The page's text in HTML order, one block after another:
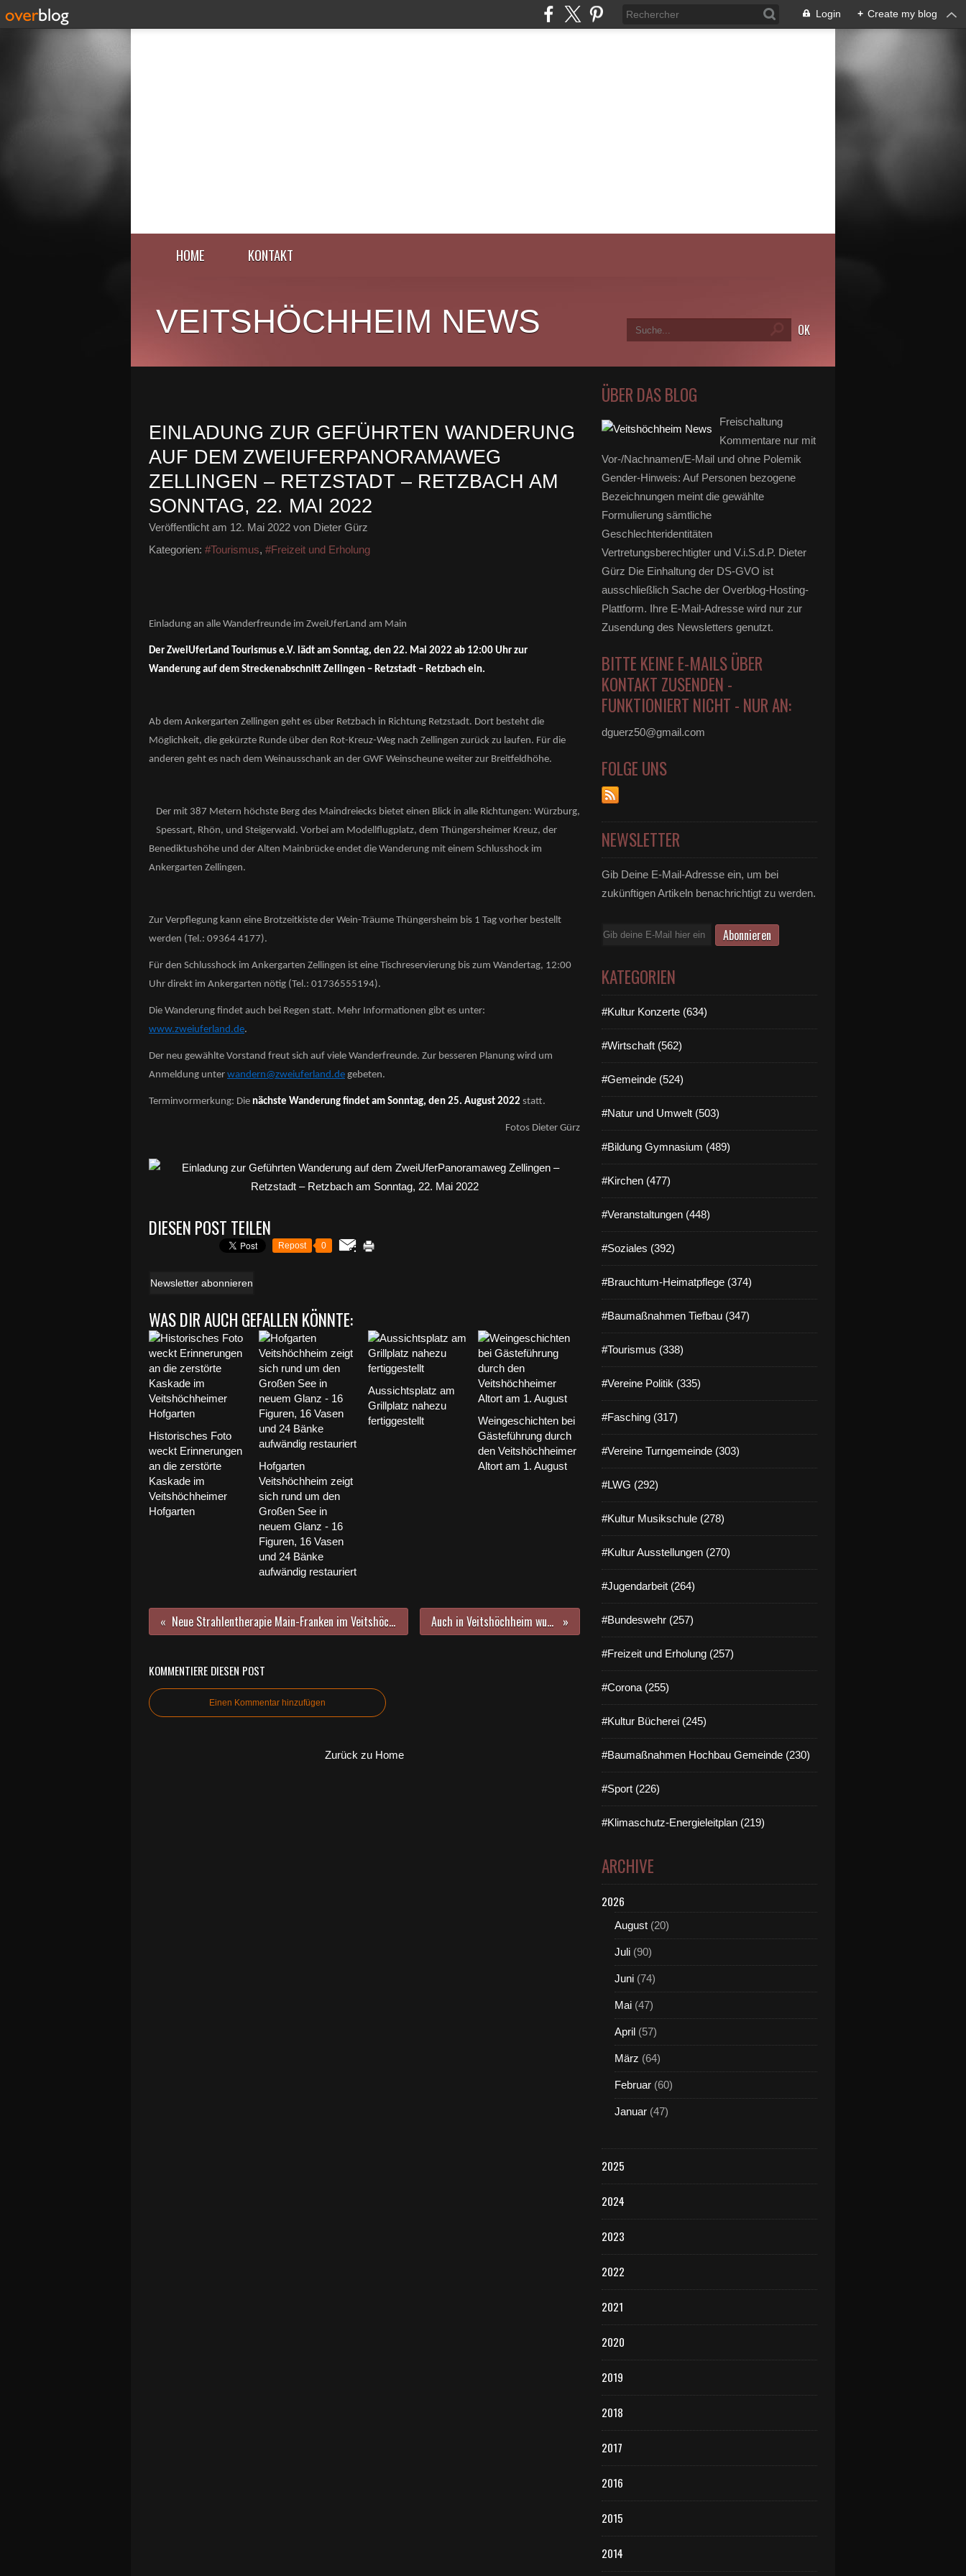
Login + Create my blog
HOME KONTAKT
VEITSHÖCHHEIM NEWS
EINLADUNG ZUR GEFÜHRTEN WANDERUNG
AUF DEM ZWEIUFERPANORAMAWEG
ZELLINGEN – RETZSTADT – RETZBACH AM
SONNTAG, 22. MAI 2022
Veröffentlicht am 12. Mai 2022 von Dieter Gürz
Kategorien: #Tourismus, #Freizeit und Erholung
Einladung an alle Wanderfreunde im ZweiUferLand am Main
Der ZweiUferLand Tourismus e.V. lädt am Sonntag, den 22. Mai 2022 ab 12:00 Uhr zur
Wanderung auf dem Streckenabschnitt Zellingen – Retzstadt – Retzbach ein.
Ab dem Ankergarten Zellingen geht es über Retzbach in Richtung Retzstadt. Dort besteht die
Möglichkeit, die gekürzte Runde über den Rot-Kreuz-Weg nach Zellingen zurück zu laufen. Für die
anderen geht es nach dem Weinausschank an der GWF Weinscheune weiter zur Breitfeldhöhe.
Der mit 387 Metern höchste Berg des Maindreiecks bietet einen Blick in alle Richtungen: Würzburg,
Spessart, Rhön, und Steigerwald. Vorbei am Modellflugplatz, dem Thüngersheimer Kreuz, der
Benediktushöhe und der Alten Mainbrücke endet die Wanderung mit einem Schlusshock im
Ankergarten Zellingen.
Zur Verpflegung kann eine Brotzeitkiste der Wein-Träume Thüngersheim bis 1 Tag vorher bestellt
werden (Tel.: 09364 4177).
Für den Schlusshock im Ankergarten Zellingen ist eine Tischreservierung bis zum Wandertag, 12:00
Uhr direkt im Ankergarten nötig (Tel.: 01736555194).
Die Wanderung findet auch bei Regen statt. Mehr Informationen gibt es unter:
www.zweiuferland.de.
Der neu gewählte Vorstand freut sich auf viele Wanderfreunde. Zur besseren Planung wird um
Anmeldung unter wandern@zweiuferland.de gebeten.
Terminvormerkung: Die nächste Wanderung findet am Sonntag, den 25. August 2022 statt.
Fotos Dieter Gürz
DIESEN POST TEILEN
Repost 0
Newsletter abonnieren
WAS DIR AUCH GEFALLEN KÖNNTE:
Historisches Foto
weckt Erinnerungen
an die zerstörte
Kaskade im
Veitshöchheimer
Hofgarten
Hofgarten
Veitshöchheim zeigt
sich rund um den
Großen See in
neuem Glanz - 16
Figuren, 16 Vasen
und 24 Bänke
aufwändig restauriert
Aussichtsplatz am
Grillplatz nahezu
fertiggestellt
Weingeschichten bei
Gästeführung durch
den Veitshöchheimer
Altort am 1. August
Neue Strahlentherapie Main-Franken im Veitshöchheimer Gewerbegebiet veranstaltet am Sonntag, 15.05.2022 einen Tag der offenen Tür. Auch in Veitshöchheim wurde am 12. Mai an den Tag der Pflege 2022 gedacht
KOMMENTIERE DIESEN POST
Einen Kommentar hinzufügen
Zurück zu Home
ÜBER DAS BLOG
Freischaltung
Kommentare nur mit
Vor-/Nachnamen/E-Mail und ohne Polemik
Gender-Hinweis: Auf Personen bezogene
Bezeichnungen meint die gewählte
Formulierung sämtliche
Geschlechteridentitäten
Vertretungsberechtigter und V.i.S.d.P. Dieter
Gürz Die Einhaltung der DS-GVO ist
ausschließlich Sache der Overblog-Hosting-
Plattform. Ihre E-Mail-Adresse wird nur zur
Zusendung des Newsletters genutzt.
BITTE KEINE E-MAILS ÜBER
KONTAKT ZUSENDEN -
FUNKTIONIERT NICHT - NUR AN:
dguerz50@gmail.com
FOLGE UNS
NEWSLETTER
Gib Deine E-Mail-Adresse ein, um bei
zukünftigen Artikeln benachrichtigt zu werden.
E-
KATEGORIEN
#Kultur Konzerte (634)
#Wirtschaft (562)
#Gemeinde (524)
#Natur und Umwelt (503)
#Bildung Gymnasium (489)
#Kirchen (477)
#Veranstaltungen (448)
#Soziales (392)
#Brauchtum-Heimatpflege (374)
#Baumaßnahmen Tiefbau (347)
#Tourismus (338)
#Vereine Politik (335)
#Fasching (317)
#Vereine Turngemeinde (303)
#LWG (292)
#Kultur Musikschule (278)
#Kultur Ausstellungen (270)
#Jugendarbeit (264)
#Bundeswehr (257)
#Freizeit und Erholung (257)
#Corona (255)
#Kultur Bücherei (245)
#Baumaßnahmen Hochbau Gemeinde (230)
#Sport (226)
#Klimaschutz-Energieleitplan (219)
ARCHIVE
2026
August (20)
Juli (90)
Juni (74)
Mai (47)
April (57)
März (64)
Februar (60)
Januar (47)
2025
2024
2023
2022
2021
2020
2019
2018
2017
2016
2015
2014